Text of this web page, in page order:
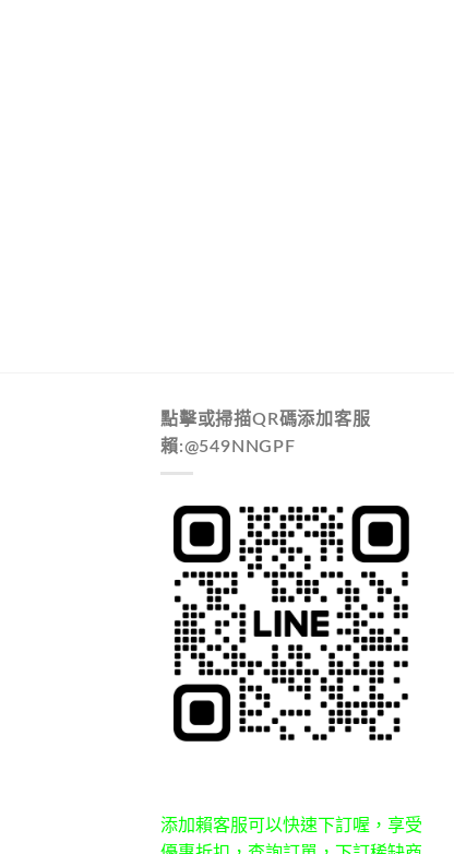
點擊或掃描QR碼添加客服
賴:@549NNGPF
添加賴客服可以快速下訂喔，享受